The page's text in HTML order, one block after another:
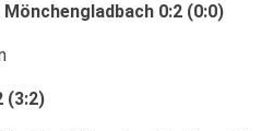
0:2 (0:0)
(3:2)